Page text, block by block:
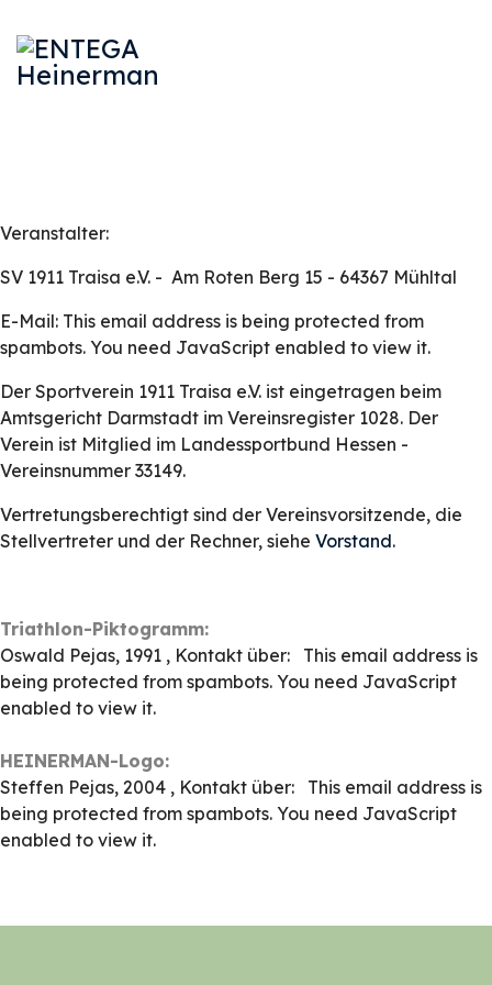
Veranstalter:
SV 1911 Traisa e.V. - Am Roten Berg 15 - 64367 Mühltal
E-Mail: This email address is being protected from
spambots. You need JavaScript enabled to view it.
Der Sportverein 1911 Traisa e.V. ist eingetragen beim
Amtsgericht Darmstadt im Vereinsregister 1028. Der
Verein ist Mitglied im Landessportbund Hessen -
Vereinsnummer 33149.
Vertretungsberechtigt sind der Vereinsvorsitzende, die
Stellvertreter und der Rechner, siehe Vorstand.
Triathlon-Piktogramm:
Oswald Pejas, 1991 , Kontakt über: This email address is
being protected from spambots. You need JavaScript
enabled to view it.
HEINERMAN-Logo:
Steffen Pejas, 2004 , Kontakt über: This email address is
being protected from spambots. You need JavaScript
enabled to view it.